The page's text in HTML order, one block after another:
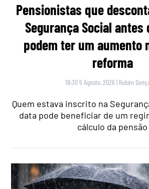
Pensionistas que
Segurança Social antes
podem ter um aumento
reforma
18:30 5 Agosto, 2026 | Rubén
Quem estava inscrito na
data pode beneficiar de um
cálculo da pensão